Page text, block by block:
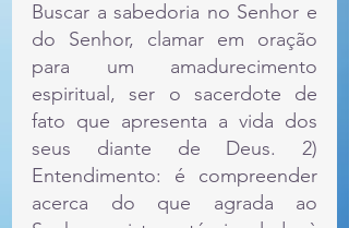
Buscar a sabedoria no Senhor e
do Senhor, clamar em oração
para um amadurecimento
espiritual, ser o sacerdote de
fato que apresenta a vida dos
seus diante de Deus. 2)
Entendimento: é compreender
acerca do que agrada ao